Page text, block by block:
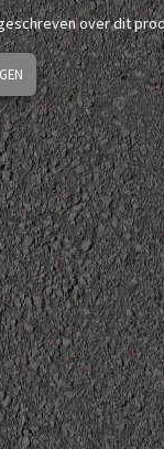
over dit